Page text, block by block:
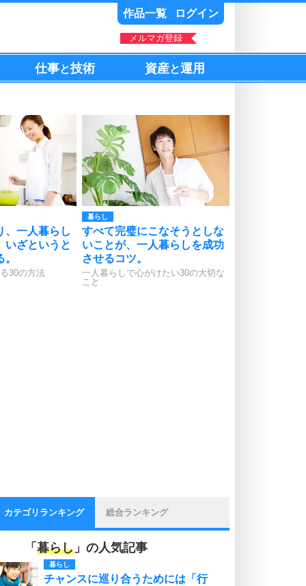
作品一覧 ログイン
メルマガ登録
仕事と技術 資産と運用
、一人暮らし
いざというと
30の方法
暮らし
すべて完璧にこなそうとしな
いことが、一人暮らしを成功
させるコツ。
一人暮らしで心がけたい30の大切な
こと
カテゴリランキング 総合ランキング
「 暮らし 」の人気記事
暮らし
チャンスに巡り合うためには「行